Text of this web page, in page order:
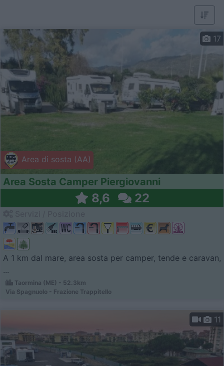
Area di sosta (AA)
17
Area Sosta Camper Piergiovanni
8,6 22
A 1 km dal mare, area sosta per camper, tende e caravan,
...
Taormina (ME) - 52.3km
Via Spagnuolo - Frazione Trappitello
11